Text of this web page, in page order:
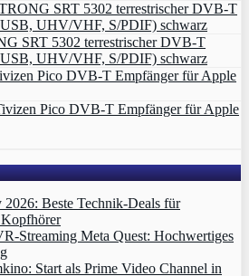
SRT 5302 terrestrischer DVB-T
UHV/VHF, S/PDIF) schwarz
SRT 5302 terrestrischer DVB-T
UHV/VHF, S/PDIF) schwarz
Pico DVB-T Empfänger für Apple
Pico DVB-T Empfänger für Apple
Beste Technik-Deals für
Kopfhörer
Meta Quest: Hochwertiges
Start als Prime Video Channel in